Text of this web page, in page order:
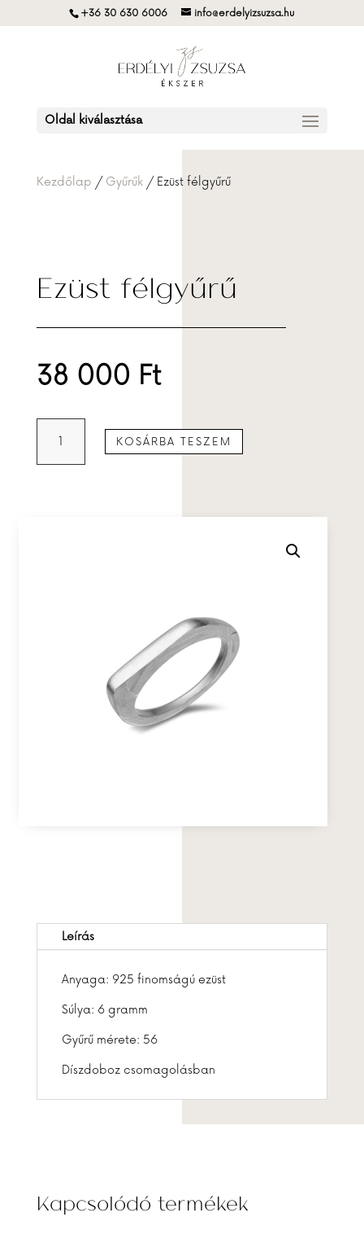
+36 30 630 6006 info@erdelyizsuzsa.hu
Oldal kiválasztása
Kezdőlap / Gyűrűk/ Ezüst félgyűrű
Ezüst félgyűrű
38 000 Ft
félgyűrű
mennyiség
KOSÁRBA TESZEM
Leírás
Anyaga: 925 finomságú ezüst
Súlya: 6 gramm
Gyűrű mérete: 56
Díszdoboz csomagolásban
Kapcsolódó termékek